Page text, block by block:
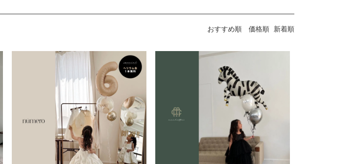
おすすめ順 価格順 新着順